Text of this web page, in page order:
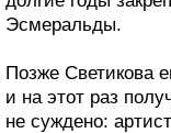
Эсмеральды.
Позже Светикова
и на этот раз
не суждено: